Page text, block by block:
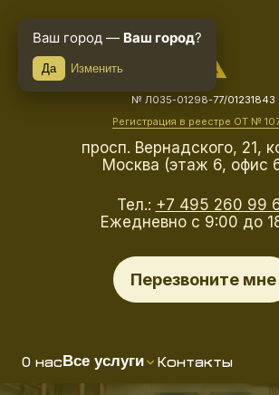
Тел.: +7 495 260 99
Ежедневно с 9:00 до
Перезвоните мне
просп. Вернадского, 21,
Москва (этаж 6, офис
№ Л035-01298-77/01231843
Регистрация в реестре ОТ №
О насВсе услуги Контакты
Ваш город — Ваш город?
Да Изменить